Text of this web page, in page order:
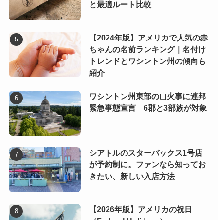
と最適ルート比較
【2024年版】アメリカで人気の赤
ちゃんの名前ランキング｜名付け
トレンドとワシントン州の傾向も
紹介
ワシントン州東部の山火事に連邦
緊急事態宣言 6郡と3部族が対象
シアトルのスターバックス1号店
が予約制に。ファンなら知ってお
きたい、新しい入店方法
【2026年版】アメリカの祝日